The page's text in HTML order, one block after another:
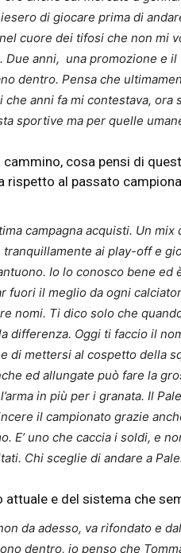
di giocare prima di
cuore dei tifosi che non mi
Due anni, una promozione e
dentro. Pensa che
anni fa mi contestava, ora
sportive ma per quelle
cammino, cosa pensi di
rispetto al passato
campagna acquisti. Un
ai play-off e
Io lo conosco bene ed
fuori il meglio da ogni
nomi. Ti dico solo che
differenza. Oggi ti faccio il
di mettersi al cospetto della
ed allungate può fare la
in più per i granata. Il
il campionato grazie
E’ uno che caccia i soldi, e
Chi sceglie di andare a
e del sistema che
da adesso, va rifondato e
dentro, io penso che